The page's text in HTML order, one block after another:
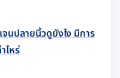
จนปลายนิ้วดูยังไง มีการ
ไหร่